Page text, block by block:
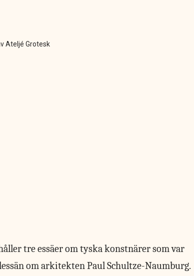
Ateljé Grotesk
tre essäer om tyska konstnärer som var
om arkitekten Paul Schultze-Naumburg.